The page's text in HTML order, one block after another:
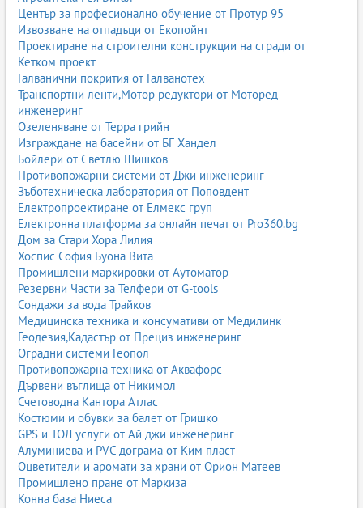
Център за професионално обучение от Протур 95
Извозване на отпадъци от Екопойнт
Проектиране на строителни конструкции на сгради от
Кетком проект
Галванични покрития от Галванотех
Транспортни ленти,Мотор редуктори от Моторед
инженеринг
Озеленяване от Терра грийн
Изграждане на басейни от БГ Хандел
Бойлери от Светлю Шишков
Противопожарни системи от Джи инженеринг
Зъботехническа лаборатория от Поповдент
Електропроектиране от Елмекс груп
Електронна платформа за онлайн печат от Pro360.bg
Дом за Стари Хора Лилия
Хоспис София Буона Вита
Промишлени маркировки от Аутоматор
Резервни Части за Телфери от G-tools
Сондажи за вода Трайков
Медицинска техника и консумативи от Медилинк
Геодезия,Кадастър от Прециз инженеринг
Оградни системи Геопол
Противопожарна техника от Аквафорс
Дървени въглища от Никимол
Счетоводна Кантора Атлас
Костюми и обувки за балет от Гришко
GPS и ТОЛ услуги от Ай джи инженеринг
Алуминиева и PVC дограма от Ким пласт
Оцветители и аромати за храни от Орион Матеев
Промишлено пране от Маркиза
Конна база Ниеса